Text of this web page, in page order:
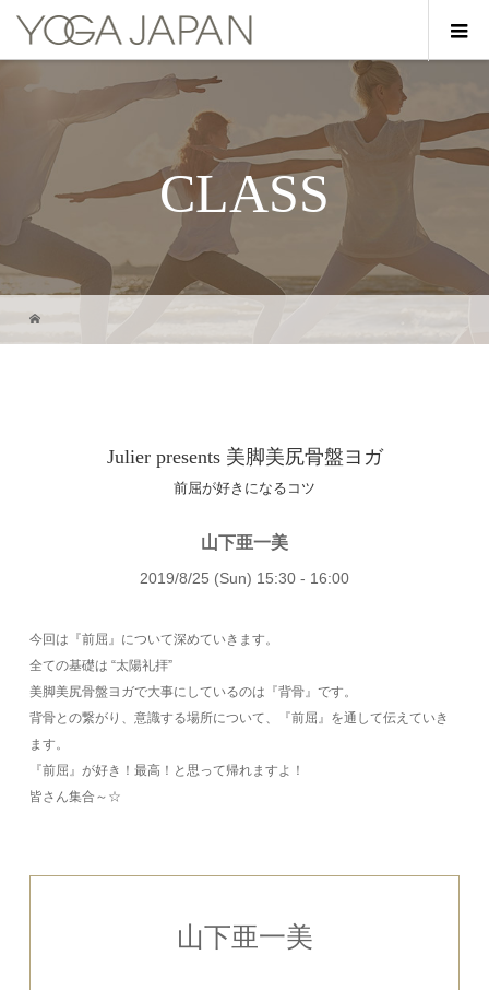
CLASS
Julier presents 美脚美尻骨盤ヨガ
前屈が好きになるコツ
山下亜一美
2019/8/25 (Sun) 15:30 - 16:00
今回は『前屈』について深めていきます。
全ての基礎は “太陽礼拝”
美脚美尻骨盤ヨガで大事にしているのは『背骨』です。
背骨との繋がり、意識する場所について、『前屈』を通して伝えていき
ます。
『前屈』が好き！最高！と思って帰れますよ！
皆さん集合～☆
山下亜一美